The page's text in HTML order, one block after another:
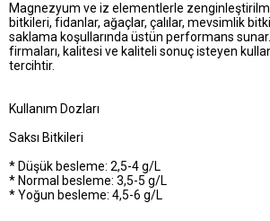
Magnezyum ve iz elementlerle
bitkileri, fidanlar, ağaçlar, çalılar, mevsimlik
saklama koşullarında üstün performans
firmaları, kalitesi ve kaliteli sonuç isteyen
tercihtir.
Kullanım Dozları
Saksı Bitkileri
* Düşük besleme: 2,5-4 g/L
* Normal besleme: 3,5-5 g/L
* Yoğun besleme: 4,5-6 g/L